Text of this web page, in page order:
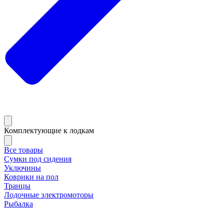
Комплектующие к лодкам
Все товары
Сумки под сидения
Уключины
Коврики на пол
Транцы
Лодочные электромоторы
Рыбалка